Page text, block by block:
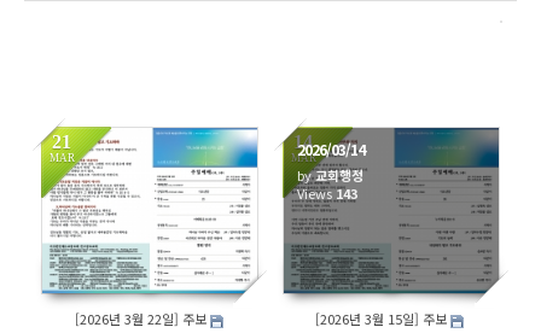
21
MAR
162
[2026년 3월 22일] 주보
14
MAR
2026/03/14
by교회행정
Views143
[2026년 3월 15일] 주보